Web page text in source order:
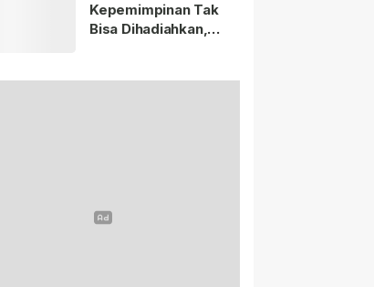
Kepemimpinan Tak
Bisa Dihadiahkan,